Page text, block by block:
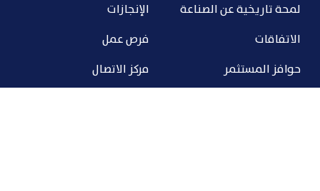
تاريخية عن الصناعة
المستثمر
الإنجازات
فرص عمل
مركز الاتصال